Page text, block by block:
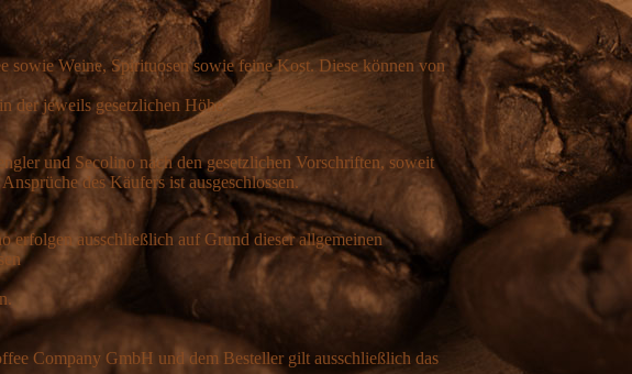
sowie Weine, Spirituosen sowie feine Kost. Diese können von
der jeweils gesetzlichen Höhe.
und Secolino nach den gesetzlichen Vorschriften, soweit
des Käufers ist ausgeschlossen.
ausschließlich auf Grund dieser allgemeinen
Company GmbH und dem Besteller gilt ausschließlich das